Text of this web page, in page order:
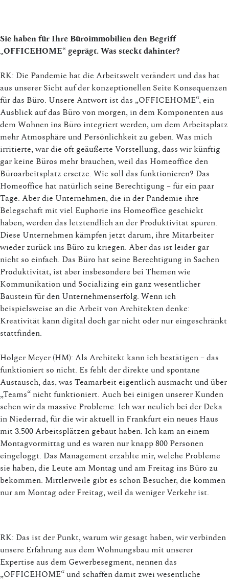
Sie haben für Ihre Büroimmobilien den Begriff
„OFFICEHOME“ geprägt. Was steckt dahinter?
RK: Die Pandemie hat die Arbeitswelt verändert und das hat
aus unserer Sicht auf der konzeptionellen Seite Konsequenzen
für das Büro. Unsere Antwort ist das „OFFICEHOME“, ein
Ausblick auf das Büro von morgen, in dem Komponenten aus
dem Wohnen ins Büro integriert werden, um dem Arbeitsplatz
mehr Atmosphäre und Persönlichkeit zu geben. Was mich
irritierte, war die oft geäußerte Vorstellung, dass wir künftig
gar keine Büros mehr brauchen, weil das Homeoffice den
Büroarbeitsplatz ersetze. Wie soll das funktionieren? Das
Homeoffice hat natürlich seine Berechtigung – für ein paar
Tage. Aber die Unternehmen, die in der Pandemie ihre
Belegschaft mit viel Euphorie ins Homeoffice geschickt
haben, werden das letztendlich an der Produktivität spüren.
Diese Unternehmen kämpfen jetzt darum, ihre Mitarbeiter
wieder zurück ins Büro zu kriegen. Aber das ist leider gar
nicht so einfach. Das Büro hat seine Berechtigung in Sachen
Produktivität, ist aber insbesondere bei Themen wie
Kommunikation und Socializing ein ganz wesentlicher
Baustein für den Unternehmenserfolg. Wenn ich
beispielsweise an die Arbeit von Architekten denke:
Kreativität kann digital doch gar nicht oder nur eingeschränkt
stattfinden.
Holger Meyer (HM): Als Architekt kann ich bestätigen – das
funktioniert so nicht. Es fehlt der direkte und spontane
Austausch, das, was Teamarbeit eigentlich ausmacht und über
„Teams“ nicht funktioniert. Auch bei einigen unserer Kunden
sehen wir da massive Probleme: Ich war neulich bei der Deka
in Niederrad, für die wir aktuell in Frankfurt ein neues Haus
mit 3.500 Arbeitsplätzen gebaut haben. Ich kam an einem
Montagvormittag und es waren nur knapp 800 Personen
eingeloggt. Das Management erzählte mir, welche Probleme
sie haben, die Leute am Montag und am Freitag ins Büro zu
bekommen. Mittlerweile gibt es schon Besucher, die kommen
nur am Montag oder Freitag, weil da weniger Verkehr ist.
RK: Das ist der Punkt, warum wir gesagt haben, wir verbinden
unsere Erfahrung aus dem Wohnungsbau mit unserer
Expertise aus dem Gewerbesegment, nennen das
„OFFICEHOME“ und schaffen damit zwei wesentliche